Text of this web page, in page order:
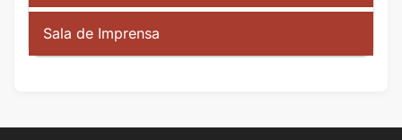
Sala de Imprensa